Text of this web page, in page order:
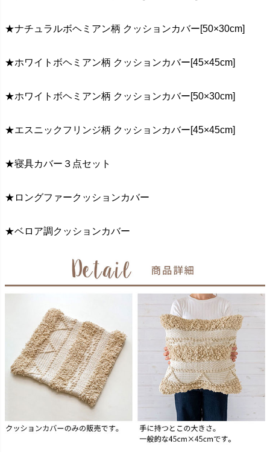
★ナチュラルボヘミアン柄 クッションカバー[50×30cm]
★ホワイトボヘミアン柄 クッションカバー[45×45cm]
★ホワイトボヘミアン柄 クッションカバー[50×30cm]
★エスニックフリンジ柄 クッションカバー[45×45cm]
★寝具カバー３点セット
★ロングファークッションカバー
★ベロア調クッションカバー